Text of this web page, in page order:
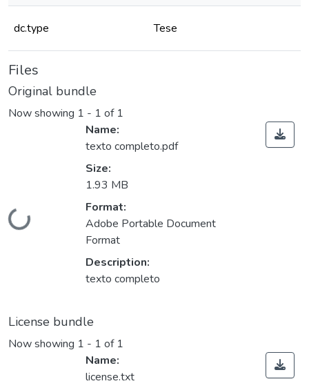
dc.type Tese
Files
Original bundle
Now showing 1 - 1 of 1
Name:
texto completo.pdf
Size:
1.93 MB
Format:
Adobe Portable Document
Format
Description:
texto completo
License bundle
Now showing 1 - 1 of 1
Name:
license.txt